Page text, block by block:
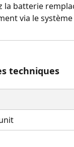
la batterie
via le
techniques